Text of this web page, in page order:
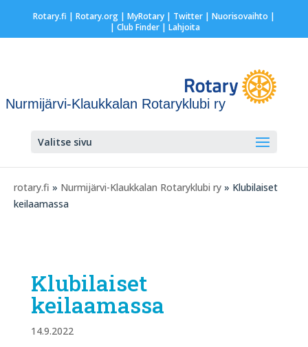
Rotary.fi | Rotary.org| MyRotary| Twitter| Nuorisovaihto |
| Club Finder| Lahjoita
Nurmijärvi-Klaukkalan Rotaryklubi ry
Valitse sivu
rotary.fi » Nurmijärvi-Klaukkalan Rotaryklubi ry » Klubilaiset
keilaamassa
Klubilaiset
keilaamassa
14.9.2022